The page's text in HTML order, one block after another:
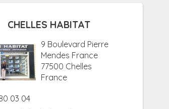
CHELLES HABITAT
9 Boulevard Pierre
Mendes France
77500 Chelles
France
03 04